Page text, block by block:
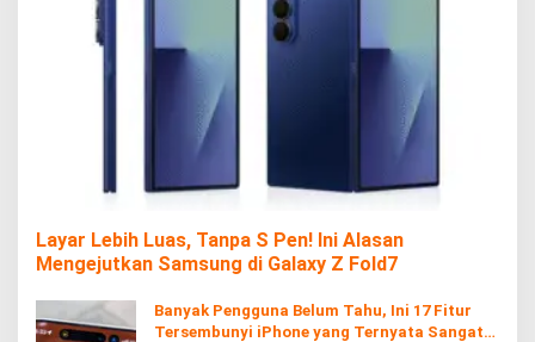
Layar Lebih Luas, Tanpa S Pen! Ini Alasan
Mengejutkan Samsung di Galaxy Z Fold7
Banyak Pengguna Belum Tahu, Ini 17 Fitur
Tersembunyi iPhone yang Ternyata Sangat